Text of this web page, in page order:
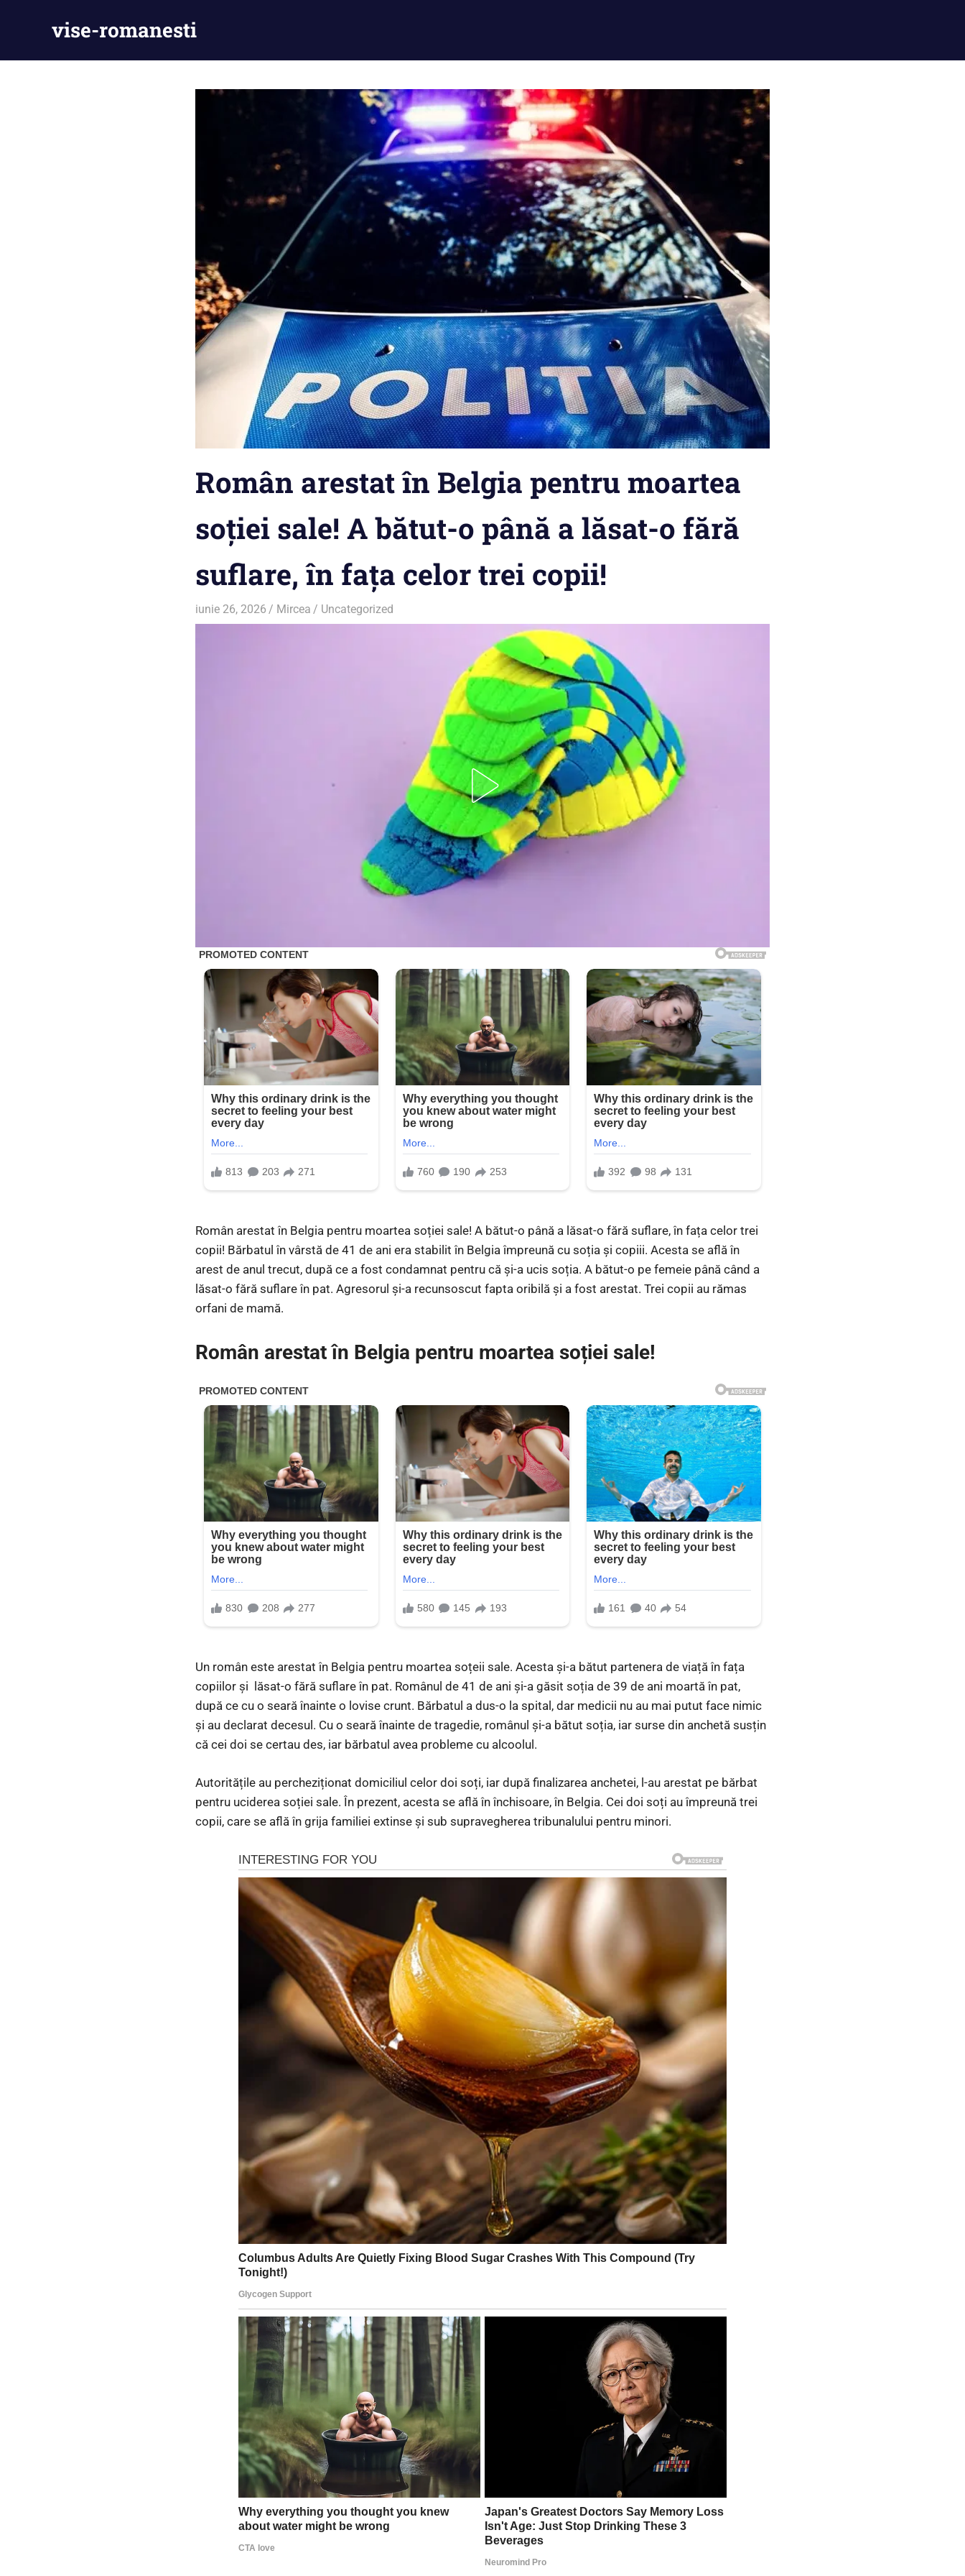
vise-romanesti
Român arestat în Belgia pentru moartea
soției sale! A bătut-o până a lăsat-o fără
suflare, în fața celor trei copii!
iunie 26, 2026 Mircea Uncategorized
Român arestat în Belgia pentru moartea soției sale! A bătut-o până a lăsat-o fără suflare, în fața celor trei
copii! Bărbatul în vârstă de 41 de ani era stabilit în Belgia împreună cu soția și copiii. Acesta se află în
arest de anul trecut, după ce a fost condamnat pentru că și-a ucis soția. A bătut-o pe femeie până când a
lăsat-o fără suflare în pat. Agresorul și-a recunsoscut fapta oribilă și a fost arestat. Trei copii au rămas
orfani de mamă.
Român arestat în Belgia pentru moartea soției sale!
Un român este arestat în Belgia pentru moartea soțeii sale. Acesta și-a bătut partenera de viață în fața
copiilor și lăsat-o fără suflare în pat. Românul de 41 de ani și-a găsit soția de 39 de ani moartă în pat,
după ce cu o seară înainte o lovise crunt. Bărbatul a dus-o la spital, dar medicii nu au mai putut face nimic
și au declarat decesul. Cu o seară înainte de tragedie, românul și-a bătut soția, iar surse din anchetă susțin
că cei doi se certau des, iar bărbatul avea probleme cu alcoolul.
Autoritățile au percheziționat domiciliul celor doi soți, iar după finalizarea anchetei, l-au arestat pe bărbat
pentru uciderea soției sale. În prezent, acesta se află în închisoare, în Belgia. Cei doi soți au împreună trei
copii, care se află în grija familiei extinse și sub supravegherea tribunalului pentru minori.